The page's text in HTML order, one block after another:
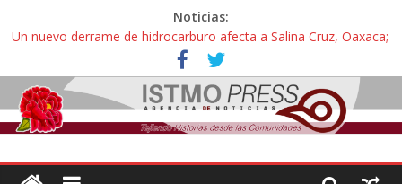
Noticias:
Un nuevo derrame de hidrocarburo afecta a Salina Cruz, Oaxaca;
ahora pescadores de Salinas del Marqués denuncian daños de
Pemex
Ángel, el joven autista expulsado por la Universidad Bienestar de
Ixtepec, Oaxaca vuelve a las aulas tras amparo
Familiares de periodista Alejandro Leyva se reúnen con titular de
intelectuales de su asesinato